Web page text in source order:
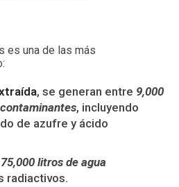
es una de las más
, se generan entre 9,000
, incluyendo
de azufre y ácido
litros de agua
radiactivos.